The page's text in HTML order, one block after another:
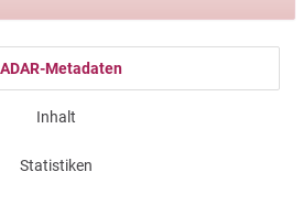
Metadaten
Inhalt
Statistiken